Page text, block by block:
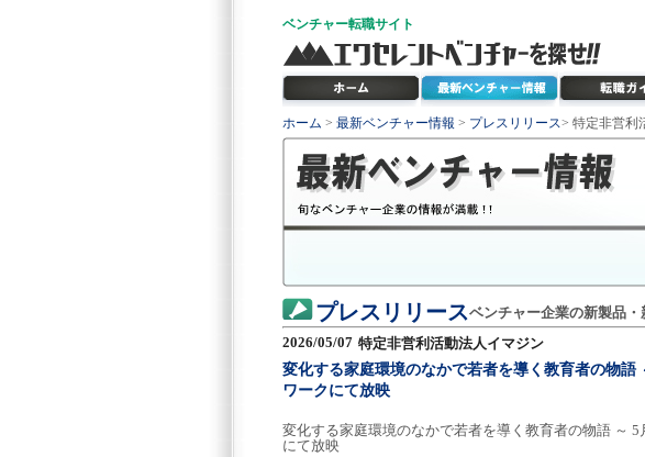
ベンチャー転職サイト
ホーム > 最新ベンチャー情報 > プレスリリース> 特定非営利
プレスリリースベンチャー企業の新製品
2026/05/07 特定非営利活動法人イマジン
変化する家庭環境のなかで若者を導く教育者の物語
ワークにて放映
変化する家庭環境のなかで若者を導く教育者の物語 ～
にて放映